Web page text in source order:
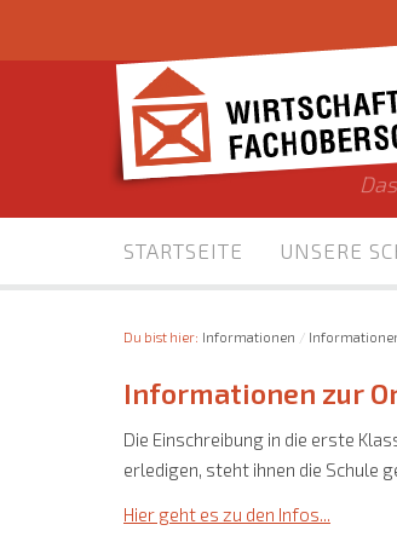
STARTSEITE UNSERE
Du bist hier: Informationen
Informationen zur
Die Einschreibung in die erste
erledigen, steht ihnen die Schule
Hier geht es zu den Infos...